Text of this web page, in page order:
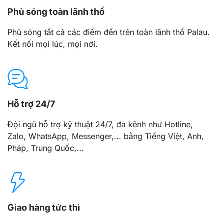
Phủ sóng toàn lãnh thổ
Phủ sóng tất cả các điểm đến trên toàn lãnh thổ Palau.
Kết nối mọi lúc, mọi nơi.
Hỗ trợ 24/7
Đội ngũ hỗ trợ kỹ thuật 24/7, đa kênh như Hotline,
Zalo, WhatsApp, Messenger,... bằng Tiếng Việt, Anh,
Pháp, Trung Quốc,...
Giao hàng tức thì